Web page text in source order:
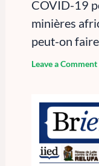
COVID-19
minières
peut-on
Leave a Comment